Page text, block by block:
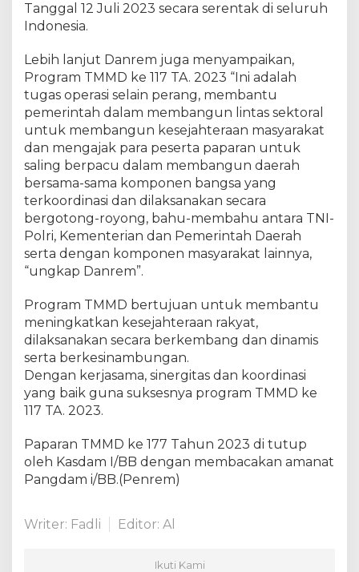
2
3
K
e
p
a
a
P
a
n
g
d
a
m
B
e
c
a
V
r
a
Tanggal 12 Juli 2023 secara serentak di seluruh
Indonesia.
Lebih lanjut Danrem juga menyampaikan,
Program TMMD ke 117 TA. 2023 “Ini adalah
tugas operasi selain perang, membantu
pemerintah dalam membangun lintas sektoral
untuk membangun kesejahteraan masyarakat
dan mengajak para peserta paparan untuk
saling berpacu dalam membangun daerah
bersama-sama komponen bangsa yang
terkoordinasi dan dilaksanakan secara
bergotong-royong, bahu-membahu antara TNI-
Polri, Kementerian dan Pemerintah Daerah
serta dengan komponen masyarakat lainnya,
“ungkap Danrem”.
Program TMMD bertujuan untuk membantu
meningkatkan kesejahteraan rakyat,
dilaksanakan secara berkembang dan dinamis
serta berkesinambungan.
Dengan kerjasama, sinergitas dan koordinasi
yang baik guna suksesnya program TMMD ke
117 TA. 2023.
Paparan TMMD ke 177 Tahun 2023 di tutup
oleh Kasdam I/BB dengan membacakan amanat
Pangdam i/BB.(Penrem)
Writer: Fadli Editor: Al
Ikuti Kami